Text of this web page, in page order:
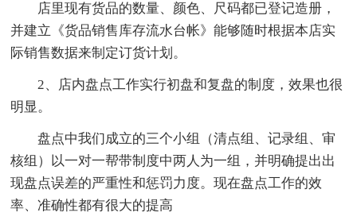
店里现有货品的数量、颜色、尺码都已登记造册，
并建立《货品销售库存流水台帐》能够随时根据本店实
际销售数据来制定订货计划。
2、店内盘点工作实行初盘和复盘的制度，效果也很
明显。
盘点中我们成立的三个小组（清点组、记录组、审
核组）以一对一帮带制度中两人为一组，并明确提出出
现盘点误差的严重性和惩罚力度。现在盘点工作的效
率、准确性都有很大的提高